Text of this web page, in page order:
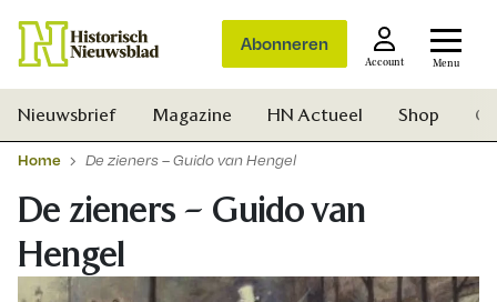
Abonneren
Account Menu
Nieuwsbrief Magazine HN Actueel Shop
Home De zieners – Guido van Hengel
De zieners – Guido van
Hengel